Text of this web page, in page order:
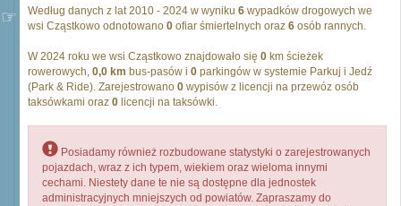
Według danych z lat 2010 - 2024 w wyniku 6 wypadków drogowych we
wsi Cząstkowo odnotowano 0 ofiar śmiertelnych oraz 6 osób rannych.
W 2024 roku we wsi Cząstkowo znajdowało się 0 km ścieżek
rowerowych, 0,0 km bus-pasów i 0 parkingów w systemie Parkuj i Jedź
(Park & Ride). Zarejestrowano 0 wypisów z licencji na przewóz osób
taksówkami oraz 0 licencji na taksówki.
Posiadamy również rozbudowane statystyki o zarejestrowanych
pojazdach, wraz z ich typem, wiekiem oraz wieloma innymi
cechami. Niestety dane te nie są dostępne dla jednostek
administracyjnych mniejszych od powiatów. Zapraszamy do